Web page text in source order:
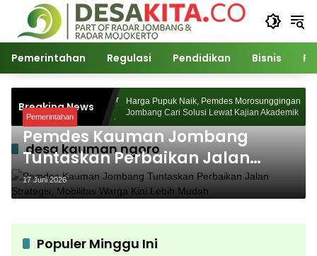
Langsung
konten
Pemerintahan Regulasi Pendidikan Bisnis
Breaking News
Watudakon
Blek Padati
Harga Pupuk Naik, Pemdes Morosunggingan
Jombang Cari Solusi Lewat Kajian Akademik
desa kauman ngoro
Pemerintahan
Pemdes Kauman Jombang
Tuntaskan Perbaikan Jalan
Strategis, Mobilitas Warga Kini
Lebih Mudah
17 Juni 2026
Populer Minggu Ini